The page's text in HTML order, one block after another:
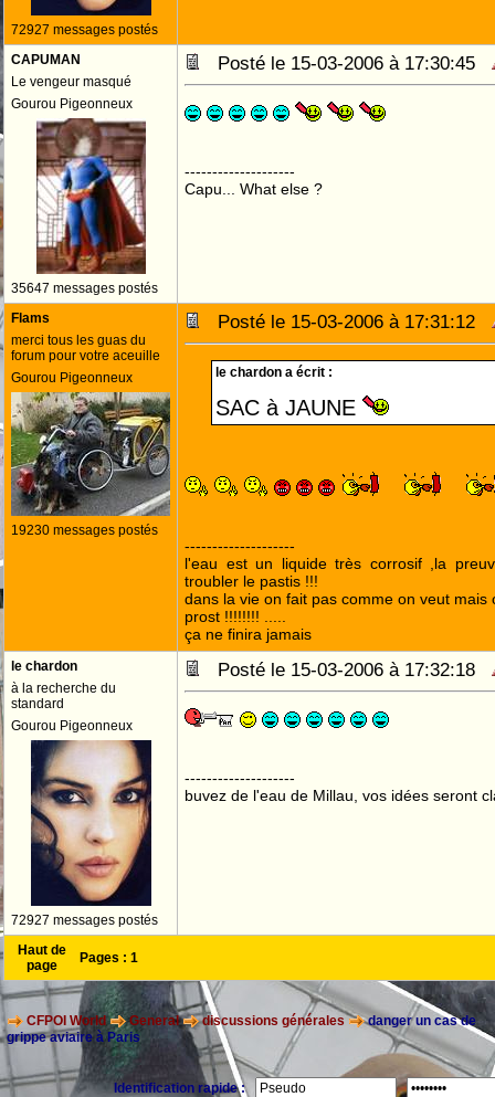
72927 messages postés
CAPUMAN
Le vengeur masqué
Gourou Pigeonneux
35647 messages postés
Posté le 15-03-2006 à 17:30:45
--------------------
Capu... What else ?
Flams
merci tous les guas du
forum pour votre aceuille
Gourou Pigeonneux
19230 messages postés
Posté le 15-03-2006 à 17:31:12
le chardon a écrit :
SAC à JAUNE
--------------------
l'eau est un liquide très corrosif ,la
troubler le pastis !!!
dans la vie on fait pas comme on veut mais
prost !!!!!!!! .....
ça ne finira jamais
le chardon
à la recherche du
standard
Gourou Pigeonneux
72927 messages postés
Posté le 15-03-2006 à 17:32:18
--------------------
buvez de l'eau de Millau, vos idées seront
Haut de
page
Pages : 1
CFPOI World General discussions générales
danger un cas de
grippe aviaire à Paris
Identification rapide :